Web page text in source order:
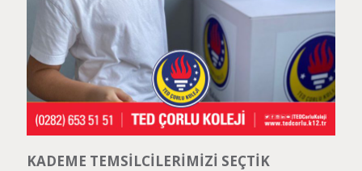
KADEME TEMSİLCİLERİMİZİ SEÇTİK